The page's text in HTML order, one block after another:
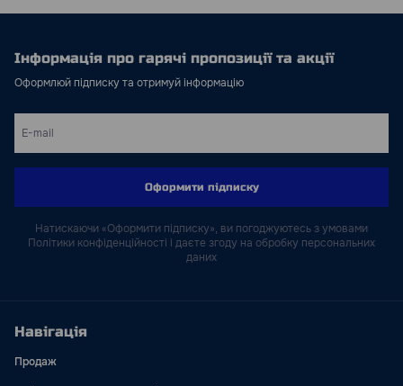
Інформація про гарячі пропозиції та акції
Оформлюй підписку та отримуй інформацію
Оформити підписку
Натискаючи «Оформити підписку», ви погоджуютесь з умовами
Політики конфіденційності і даєте згоду на обробку персональних
даних
Навігація
Продаж